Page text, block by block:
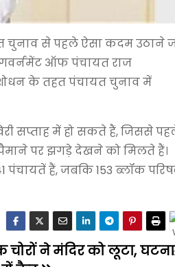
चुनाव से पहले ऐसा कदम उठाने
गवर्नमेंट ऑफ पंचायत राज
के तहत पंचायत चुनाव में
सप्ताह में हो सकते हैं, जिससे
पर झगड़े देखने को मिलते हैं।
हैं, जबकि 153 ब्लॉक
चोरों ने मंदिर को लूटा, घटना